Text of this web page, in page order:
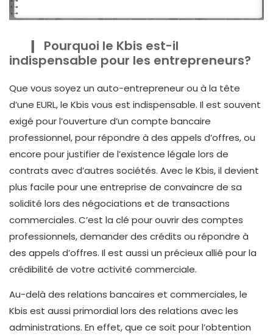
Pourquoi le Kbis est-il
indispensable pour les entrepreneurs?
Que vous soyez un auto-entrepreneur ou à la tête
d’une EURL, le Kbis vous est indispensable. Il est souvent
exigé pour l’ouverture d’un compte bancaire
professionnel, pour répondre à des appels d’offres, ou
encore pour justifier de l’existence légale lors de
contrats avec d’autres sociétés. Avec le Kbis, il devient
plus facile pour une entreprise de convaincre de sa
solidité lors des négociations et de transactions
commerciales. C’est la clé pour ouvrir des comptes
professionnels, demander des crédits ou répondre à
des appels d’offres. Il est aussi un précieux allié pour la
crédibilité de votre activité commerciale.
Au-delà des relations bancaires et commerciales, le
Kbis est aussi primordial lors des relations avec les
administrations. En effet, que ce soit pour l’obtention